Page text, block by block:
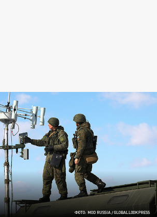
ФОТО: MOD RUSSIA / GLOBALLOOKPRESS